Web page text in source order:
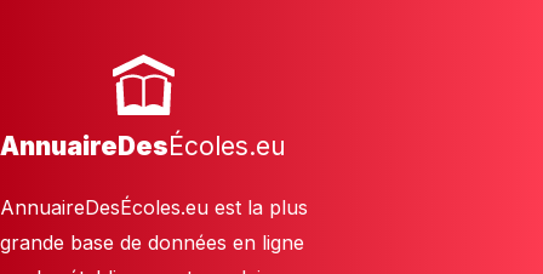
AnnuaireDesÉcoles.eu
AnnuaireDesÉcoles.eu est la plus
grande base de données en ligne